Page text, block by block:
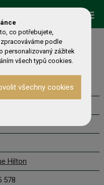
Main Event -
Hilton
578
co potřebujete,
podle
personalizovaný zážitek
všech typů cookies.